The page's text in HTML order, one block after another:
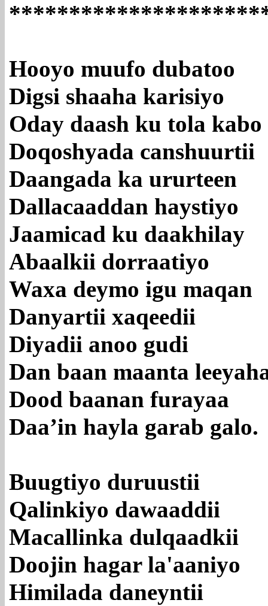
Hooyo muufo dubatoo
Digsi shaaha karisiyo
Oday daash ku tola kabo
Doqoshyada canshuurtii
Daangada ka ururteen
Dallacaaddan haystiyo
Jaamicad ku daakhilay
Abaalkii dorraatiyo
Waxa deymo igu maqan
Danyartii xaqeedii
Diyadii anoo gudi
Dan baan maanta
Dood baanan furayaa
Daa’in hayla garab galo.
Buugtiyo duruustii
Qalinkiyo dawaaddii
Macallinka dulqaadkii
Doojin hagar la'aaniyo
Himilada daneyntii